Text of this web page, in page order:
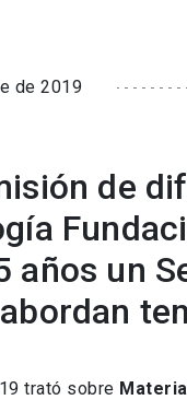
de 2019
de
años un
trató sobre